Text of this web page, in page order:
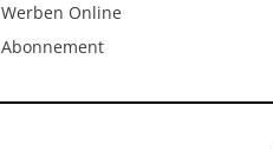
Werben Online
Abonnement